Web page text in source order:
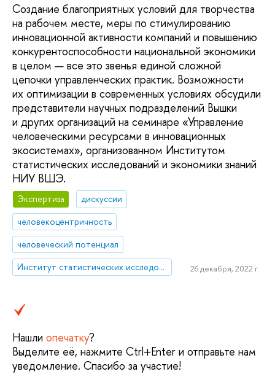
Создание благоприятных условий для творчества
на рабочем месте, меры по стимулированию
инновационной активности компаний и повышению
конкурентоспособности национальной экономики
в целом — все это звенья единой сложной
цепочки управленческих практик. Возможности
их оптимизации в современных условиях обсудили
представители научных подразделений Вышки
и других организаций на семинаре «Управление
человеческими ресурсами в инновационных
экосистемах», организованном Институтом
статистических исследований и экономики знаний
НИУ ВШЭ.
Экспертиза
дискуссии
человекоцентричность
человеческий потенциал
Институт статистических исследований и экономики знаний
26 декабря, 2022 г.
Нашли опечатку?
Выделите её, нажмите Ctrl+Enter и отправьте нам
уведомление. Спасибо за участие!